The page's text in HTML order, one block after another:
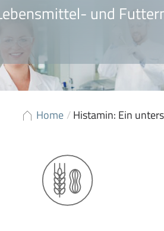
und
Home /Histamin: Ein